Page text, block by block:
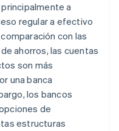
a
regular a efectivo
con las
ahorros, las cuentas
son más
una banca
los bancos
de
estructuras